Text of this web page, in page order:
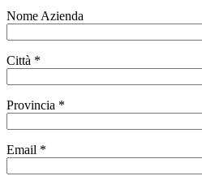
Nome Azienda
Città *
Provincia *
Email *